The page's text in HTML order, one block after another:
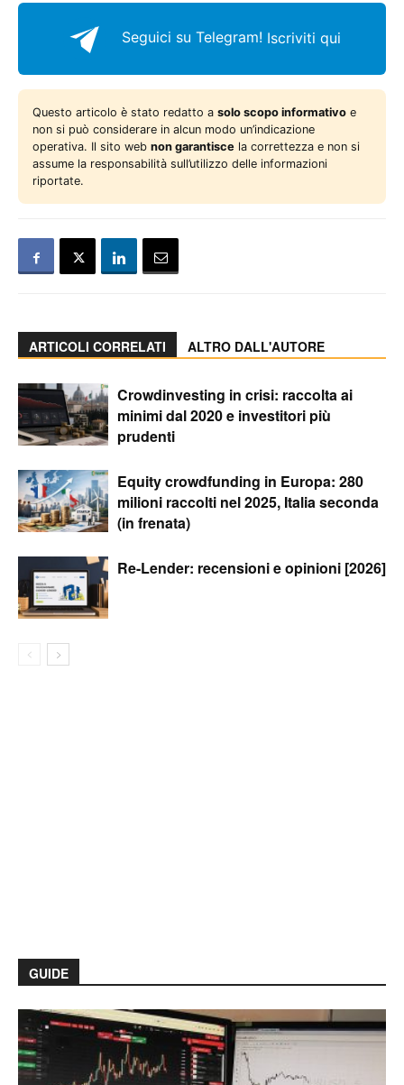
Seguici su Telegram! Iscriviti qui
Questo articolo è stato redatto a solo scopo informativo e
non si può considerare in alcun modo un’indicazione
operativa. Il sito web non garantisce la correttezza e non si
assume la responsabilità sull’utilizzo delle informazioni
riportate.
ARTICOLI CORRELATI ALTRO DALL'AUTORE
Crowdinvesting in crisi: raccolta ai
minimi dal 2020 e investitori più
prudenti
Equity crowdfunding in Europa: 280
milioni raccolti nel 2025, Italia seconda
(in frenata)
Re-Lender: recensioni e opinioni [2026]
GUIDE